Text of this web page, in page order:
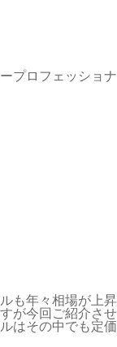
プロフェッショナ
も年々相場が上昇
が今回ご紹介させ
はその中でも定価